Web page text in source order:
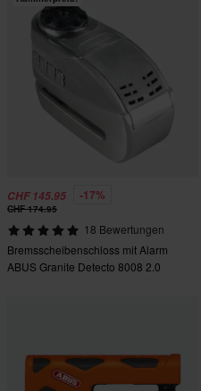
CHF 145.95 -17%
CHF 174.95
18 Bewertungen
Bremsscheibenschloss mit Alarm
ABUS Granite Detecto 8008 2.0